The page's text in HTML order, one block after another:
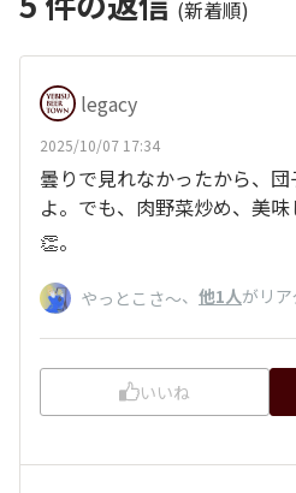
(新着順)
legacy
2025/10/07 17:34
曇りで見れなかったから、
よ。でも、肉野菜炒め、美
👏。
やっとこさ～、 他1人がリ
いいね